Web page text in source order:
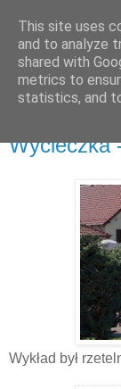
wtorek, 26
Wycieczka
Wykład był
This site uses
and to analyze
shared with
metrics to
statistics, and